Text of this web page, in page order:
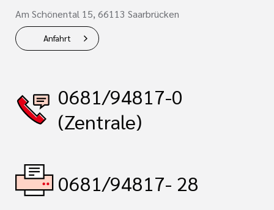
Am Schönental 15, 66113 Saarbrücken
Anfahrt
0681/94817-0
(Zentrale)
0681/94817- 28